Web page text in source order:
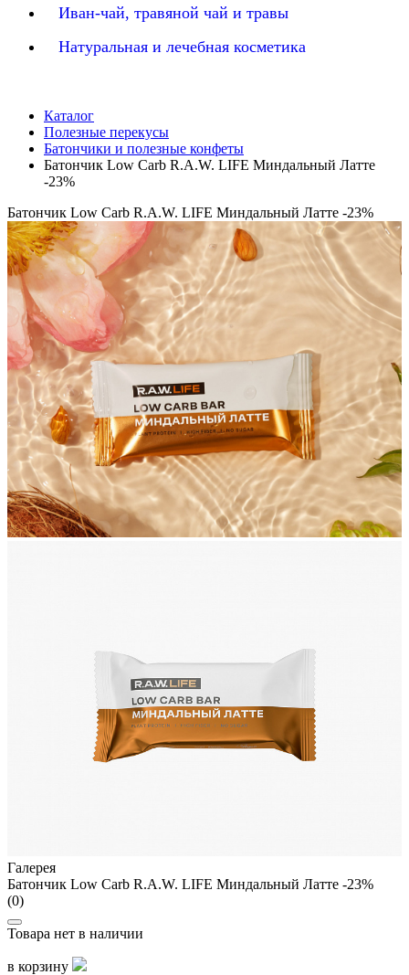
Иван-чай, травяной чай и травы
Натуральная и лечебная косметика
Каталог
Полезные перекусы
Батончики и полезные конфеты
Батончик Low Carb R.A.W. LIFE Миндальный Латте
-23%
Батончик Low Carb R.A.W. LIFE Миндальный Латте -23%
Галерея
Батончик Low Carb R.A.W. LIFE Миндальный Латте -23%
(0)
Товара нет в наличии
в корзину